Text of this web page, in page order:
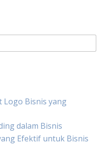
Logo Bisnis yang
dalam Bisnis
Efektif untuk Bisnis